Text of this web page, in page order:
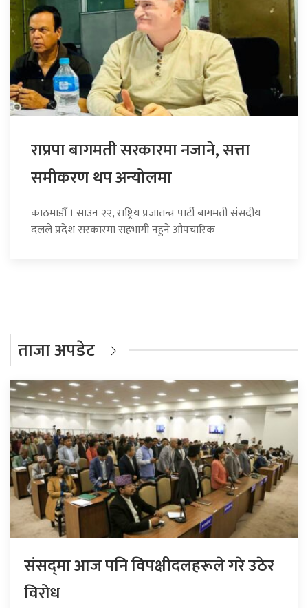
राप्रपा बागमती सरकारमा नजाने, सत्ता
समीकरण थप अन्योलमा
काठमाडौँ । साउन २२, राष्ट्रिय प्रजातन्त्र पार्टी बागमती संसदीय
दलले प्रदेश सरकारमा सहभागी नहुने औपचारिक
ताजा अपडेट
संसद्‍मा आज पनि विपक्षीदलहरूले गरे उठेर
विरोध